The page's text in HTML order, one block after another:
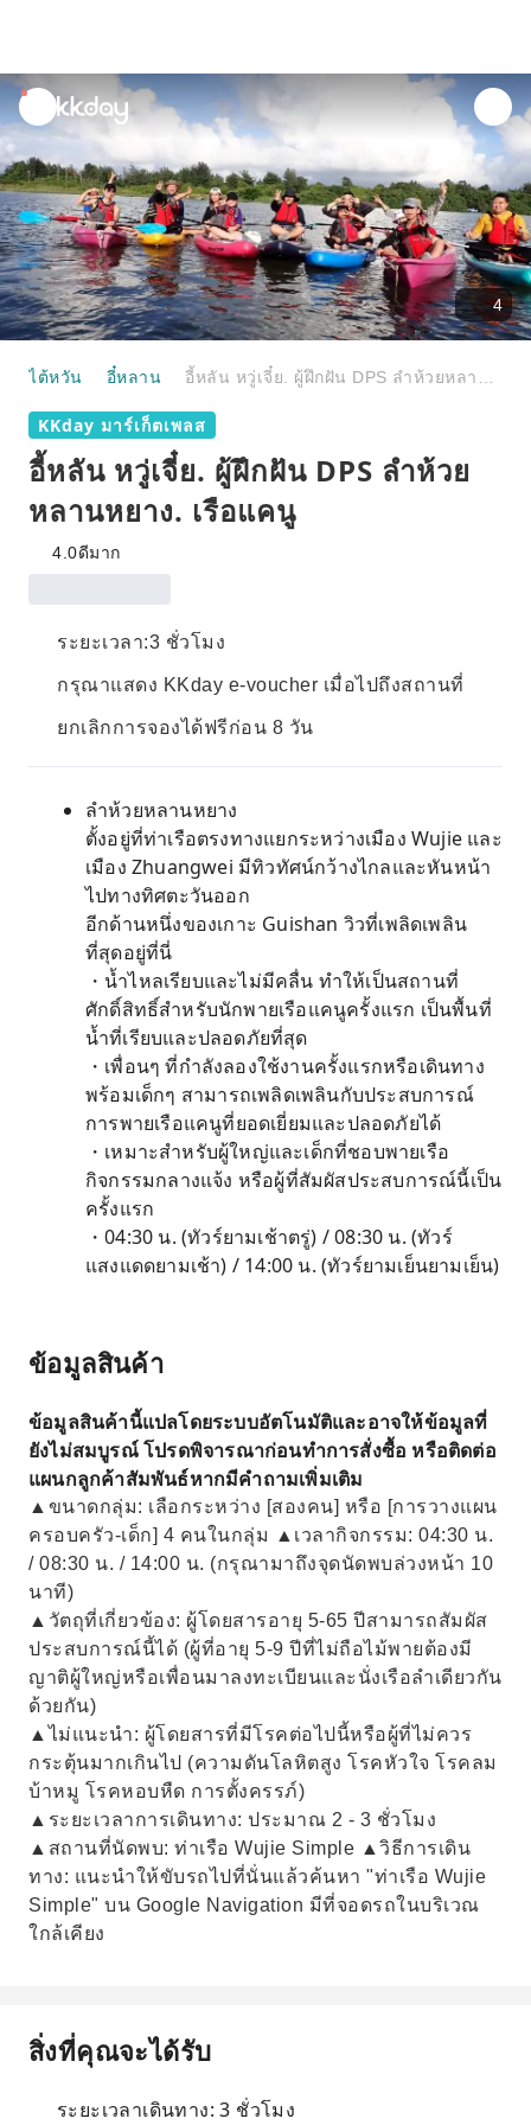
unread
notifications
4
ไต้หวัน อี๋หลาน
KKday มาร์เก็ตเพลส
อี้หลัน หวู่เจี๋ย. ผู้ฝึกฝัน DPS ลำห้วย
หลานหยาง. เรือแคนู
4.0ดีมาก
ระยะเวลา:3 ชั่วโมง
กรุณาแสดง KKday e-voucher เมื่อไปถึงสถานที่
ยกเลิกการจองได้ฟรีก่อน 8 วัน
ลำห้วยหลานหยาง
ตั้งอยู่ที่ท่าเรือตรงทางแยกระหว่างเมือง Wujie และ
เมือง Zhuangwei มีทิวทัศน์กว้างไกลและหันหน้า
ไปทางทิศตะวันออก
อีกด้านหนึ่งของเกาะ Guishan วิวที่เพลิดเพลิน
ที่สุดอยู่ที่นี่
・น้ำไหลเรียบและไม่มีคลื่น ทำให้เป็นสถานที่
ศักดิ์สิทธิ์สำหรับนักพายเรือแคนูครั้งแรก เป็นพื้นที่
น้ำที่เรียบและปลอดภัยที่สุด
・เพื่อนๆ ที่กำลังลองใช้งานครั้งแรกหรือเดินทาง
พร้อมเด็กๆ สามารถเพลิดเพลินกับประสบการณ์
การพายเรือแคนูที่ยอดเยี่ยมและปลอดภัยได้
・เหมาะสำหรับผู้ใหญ่และเด็กที่ชอบพายเรือ
กิจกรรมกลางแจ้ง หรือผู้ที่สัมผัสประสบการณ์นี้เป็น
ครั้งแรก
・04:30 น. (ทัวร์ยามเช้าตรู่) / 08:30 น. (ทัวร์
แสงแดดยามเช้า) / 14:00 น. (ทัวร์ยามเย็นยามเย็น)
ข้อมูลสินค้า
ข้อมูลสินค้านี้แปลโดยระบบอัตโนมัติและอาจให้ข้อมูลที่
ยังไม่สมบูรณ์ โปรดพิจารณาก่อนทำการสั่งซื้อ หรือติดต่อ
แผนกลูกค้าสัมพันธ์หากมีคำถามเพิ่มเติม
▲ขนาดกลุ่ม: เลือกระหว่าง [สองคน] หรือ [การวางแผน
ครอบครัว-เด็ก] 4 คนในกลุ่ม ▲เวลากิจกรรม: 04:30 น.
/ 08:30 น. / 14:00 น. (กรุณามาถึงจุดนัดพบล่วงหน้า 10
นาที)
▲วัตถุที่เกี่ยวข้อง: ผู้โดยสารอายุ 5-65 ปีสามารถสัมผัส
ประสบการณ์นี้ได้ (ผู้ที่อายุ 5-9 ปีที่ไม่ถือไม้พายต้องมี
ญาติผู้ใหญ่หรือเพื่อนมาลงทะเบียนและนั่งเรือลำเดียวกัน
ด้วยกัน)
▲ไม่แนะนำ: ผู้โดยสารที่มีโรคต่อไปนี้หรือผู้ที่ไม่ควร
กระตุ้นมากเกินไป (ความดันโลหิตสูง โรคหัวใจ โรคลม
บ้าหมู โรคหอบหืด การตั้งครรภ์)
▲ระยะเวลาการเดินทาง: ประมาณ 2 - 3 ชั่วโมง
▲สถานที่นัดพบ: ท่าเรือ Wujie Simple ▲วิธีการเดิน
ทาง: แนะนำให้ขับรถไปที่นั่นแล้วค้นหา "ท่าเรือ Wujie
Simple" บน Google Navigation มีที่จอดรถในบริเวณ
ใกล้เคียง
สิ่งที่คุณจะได้รับ
ระยะเวลาเดินทาง: 3 ชั่วโมง